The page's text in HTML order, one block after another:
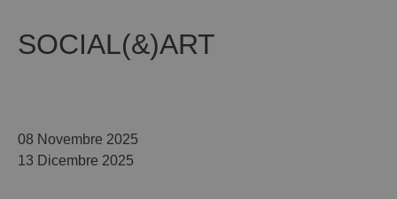
SOCIAL(&)ART
08 Novembre 2025
13 Dicembre 2025